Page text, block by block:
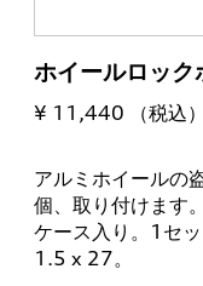
ホイールロック
¥ 11,440 （税込）
アルミホイールの
個、取り付けます。
ケース入り。1セ
1.5 x 27。